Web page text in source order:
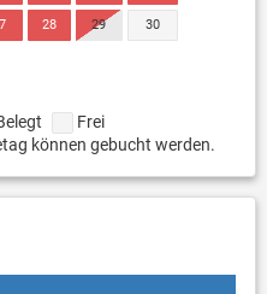
28 29 30
Frei
können gebucht werden.